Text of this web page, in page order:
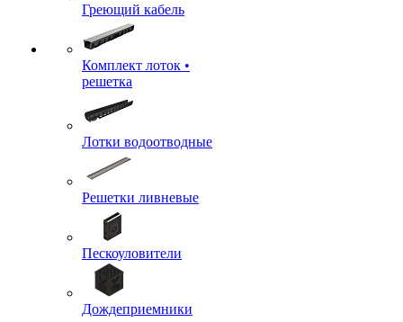
Греющий кабель
Комплект лоток •
решетка
Лотки водоотводные
Решетки ливневые
Пескоуловители
Дождеприемники